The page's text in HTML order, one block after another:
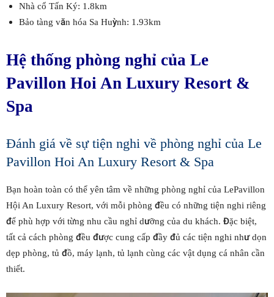
Nhà cổ Tấn Ký: 1.8km
Bảo tàng văn hóa Sa Huỳnh: 1.93km
Hệ thống phòng nghỉ của Le
Pavillon Hoi An Luxury Resort &
Spa
Đánh giá về sự tiện nghi về phòng nghỉ của Le
Pavillon Hoi An Luxury Resort & Spa
Bạn hoàn toàn có thể yên tâm về những phòng nghỉ của LePavillon
Hội An Luxury Resort, với mỗi phòng đều có những tiện nghi riêng
để phù hợp với từng nhu cầu nghỉ dưỡng của du khách. Đặc biệt,
tất cả cách phòng đều được cung cấp đầy đủ các tiện nghi như dọn
dẹp phòng, tủ đồ, máy lạnh, tủ lạnh cùng các vật dụng cá nhân cần
thiết.